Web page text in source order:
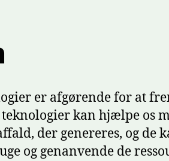
er afgørende for at
kan hjælpe os
der genereres, og de
og genanvende de